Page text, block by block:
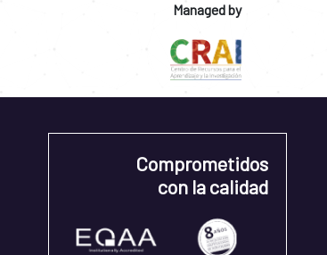
Managed by
Comprometidos
con la calidad